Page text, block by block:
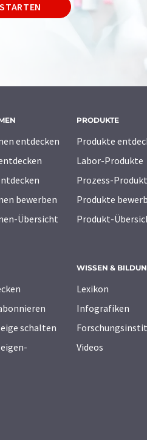
entdecken
bewerben
Übersicht
PRODUKTE
Produkte
Labor-Produkte
Prozess-
Produkte
Produkt-
schalten
WISSEN &
Lexikon
Infografiken
Videos